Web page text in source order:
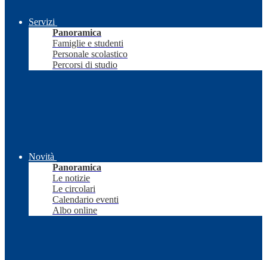
Servizi
Panoramica
Famiglie e studenti
Personale scolastico
Percorsi di studio
Novità
Panoramica
Le notizie
Le circolari
Calendario eventi
Albo online